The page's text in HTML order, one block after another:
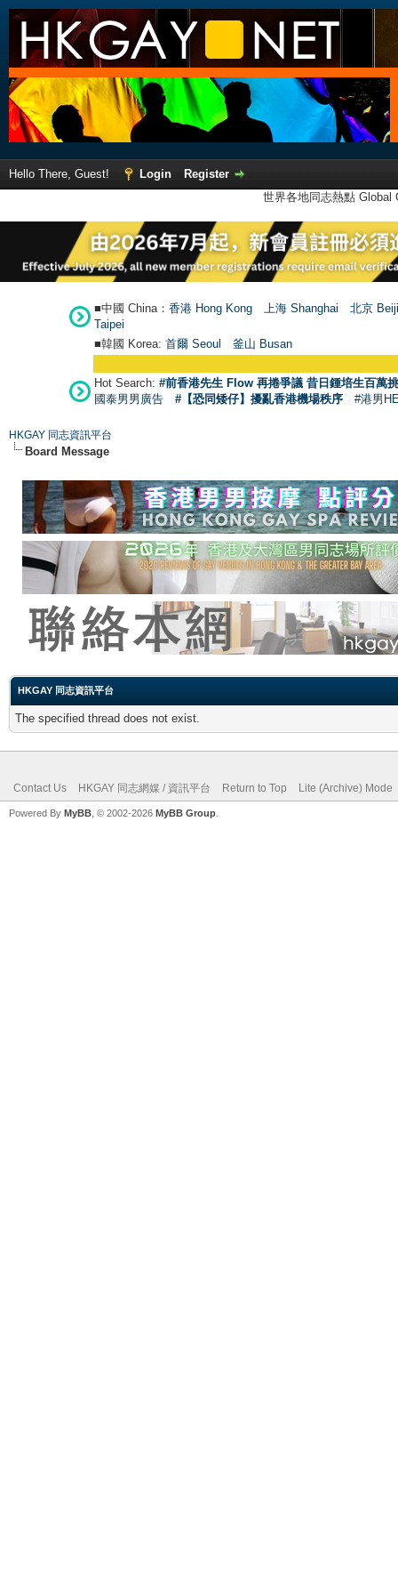
Hello There, Guest! Login
Register
世界各地同志熱點
■中國 China： 香港 Hong Kong 上海 Shanghai
北京
Taipei
■韓國 Korea: 首爾 Seoul 釜山 Busan
Hot Search: #前香港先生 Flow 再捲爭議 昔日鍾培生百萬
國泰男男廣告
#【恐同矮仔】擾亂香港機場秩序 #港男
HKGAY 同志資訊平台
Board Message
HKGAY 同志資訊平台
The specified thread does not exist.
Contact Us HKGAY 同志網媒 / 資訊平台 Return to Top Lite (Archive) Mode
Powered By MyBB , © 2002-2026 MyBB Group